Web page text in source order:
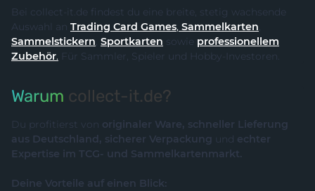
Bei collect-it.de findest du eine breite, stetig wachsende
Auswahl an
Trading Card Games, Sammelkarten,
Sammelstickern, Sportkarten sowie professionellem
Zubehör. Für Sammler, Spieler und Hobby-Investoren.
Warum collect-it.de?
Du profitierst von originaler Ware, schneller Lieferung
aus Deutschland, sicherer Verpackung und echter
Expertise im TCG- und Sammelkartenmarkt.
Deine Vorteile auf einen Blick: